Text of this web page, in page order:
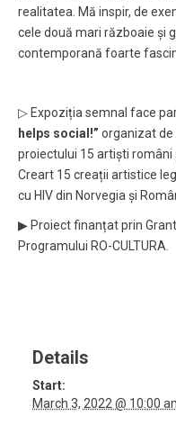
realitatea. Mă inspir, de
cele două mari războaie și
contemporană foarte
▷ Expoziția semnal face
helps social!” organizat de
proiectului 15 artiști români
Creart 15 creații artistice
cu HIV din Norvegia și
▶︎ Proiect finanțat prin
Programului RO-CULTURA.
Details
Start:
March 3, 2022 @ 10:00